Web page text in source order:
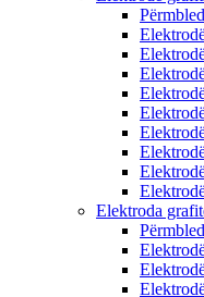
Elektroda